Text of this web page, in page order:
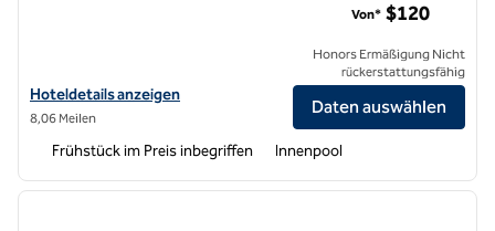
Hoteldetails für Homewood Suites by Hilton Belmont anzeigen
Hoteldetails anzeigen
8,06 Meilen
Von* $120
Honors Ermäßigung Nicht
rückerstattungsfähig
Daten auswählen
Frühstück im Preis inbegriffen Innenpool
1 von 12